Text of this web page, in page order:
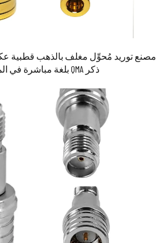
ذكر QMA بلغة مباشرة في المخزون